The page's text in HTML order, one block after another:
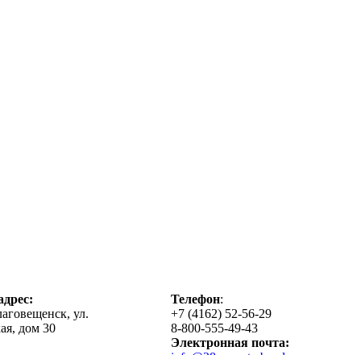
ул.
дом 30
Телефон:
+7 (4162) 52-56-29
8-800-555-49-43
Электронная почта: